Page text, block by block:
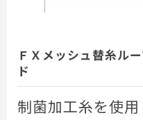
ＦＸメッシュ替糸
ド
制菌加工糸を使